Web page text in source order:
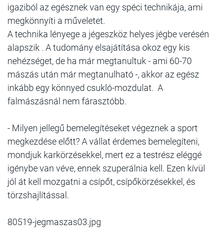
igaziból az egésznek van egy spéci technikája, ami
megkönnyíti a műveletet.
A technika lényege a jégeszköz helyes jégbe verésén
alapszik . A tudomány elsajátítása okoz egy kis
nehézséget, de ha már megtanultuk - ami 60-70
mászás után már megtanulható -, akkor az egész
inkább egy könnyed csukló-mozdulat. A
falmászásnál nem fárasztóbb.
- Milyen jellegű bemelegítéseket végeznek a sport
megkezdése előtt? A vállat érdemes bemelegíteni,
mondjuk karkörzésekkel, mert ez a testrész eléggé
igénybe van véve, ennek szuperálnia kell. Ezen kívül
jól át kell mozgatni a csípőt, csípőkörzésekkel, és
törzshajlítással.
80519-jegmaszas03.jpg